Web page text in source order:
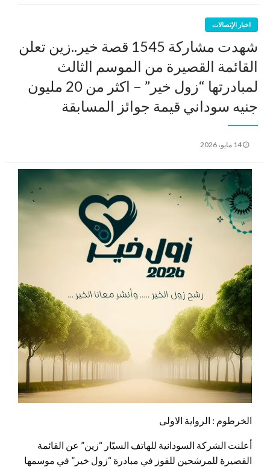
اخبار الإتصالات
شهدت مشاركة 1545 قصة خير..زين تعلن
القائمة القصيرة من الموسم الثالث
لمبادرتها “زول خير” – اكثر من 20 مليون
جنيه سوداني قيمة جوائز المسابقة
نُشر
14 مايو، 2026
الخرطوم : الرواية الاولى
أعلنت الشركة السودانية للهاتف السيّار “زين” عن القائمة
القصيرة للمرشحين للفوز في مبادرة “زول خير” في موسمها